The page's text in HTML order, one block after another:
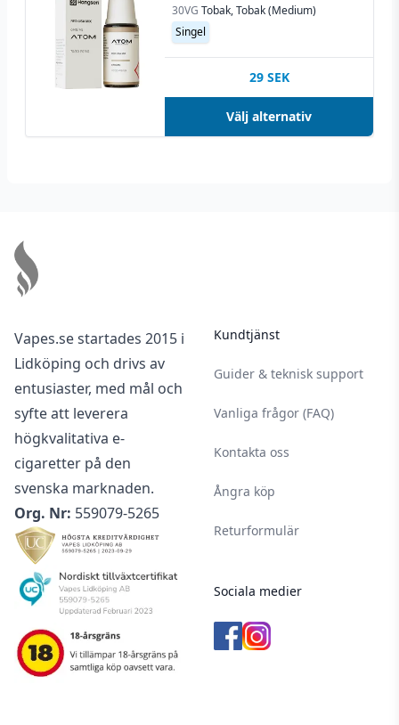
30VG Tobak, Tobak (Medium)
Singel
29 SEK
Välj alternativ
Vapes.se startades 2015 i
Lidköping och drivs av
entusiaster, med mål och
syfte att leverera
högkvalitativa e-
cigaretter på den
svenska marknaden.
Org. Nr: 559079-5265
Kundtjänst
Guider & teknisk support
Vanliga frågor (FAQ)
Kontakta oss
Ångra köp
Returformulär
Sociala medier